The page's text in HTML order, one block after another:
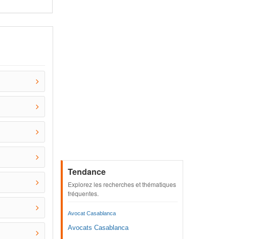
Tendance
Explorez les recherches et thématiques
fréquentes.
Avocat Casablanca
Avocats Casablanca